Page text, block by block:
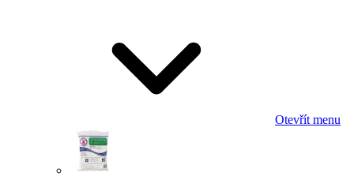
Otevřít menu
Powered by chaterimo